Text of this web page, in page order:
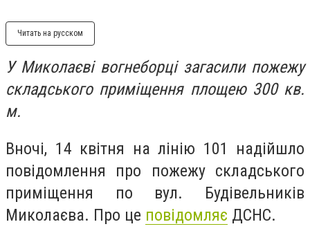
Читать на русском
У Миколаєві вогнеборці загасили пожежу
складського приміщення площею 300 кв.
м.
Вночі, 14 квітня на лінію 101 надійшло
повідомлення про пожежу складського
приміщення по вул. Будівельників
Миколаєва. Про це повідомляє ДСНС.